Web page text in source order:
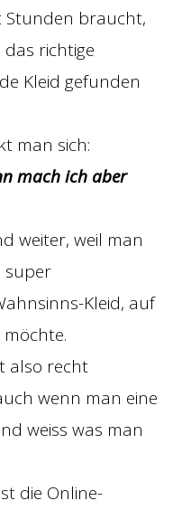
Stunden braucht,
das richtige
Kleid gefunden
man sich:
mach ich aber
weiter, weil man
super
Kleid, auf
also recht
wenn man eine
weiss was man
die Online-